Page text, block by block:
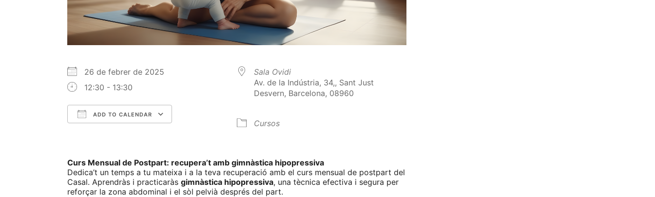
26 de febrer de 2025
12:30 - 13:30
ADD TO CALENDAR
Sala Ovidi
Av. de la Indústria, 34,, Sant Just
Desvern, Barcelona, 08960
Cursos
Curs Mensual de Postpart: recupera’t amb gimnàstica hipopressiva
Dedica’t un temps a tu mateixa i a la teva recuperació amb el curs mensual de postpart del
Casal. Aprendràs i practicaràs gimnàstica hipopressiva, una tècnica efectiva i segura per
reforçar la zona abdominal i el sòl pelvià després del part.